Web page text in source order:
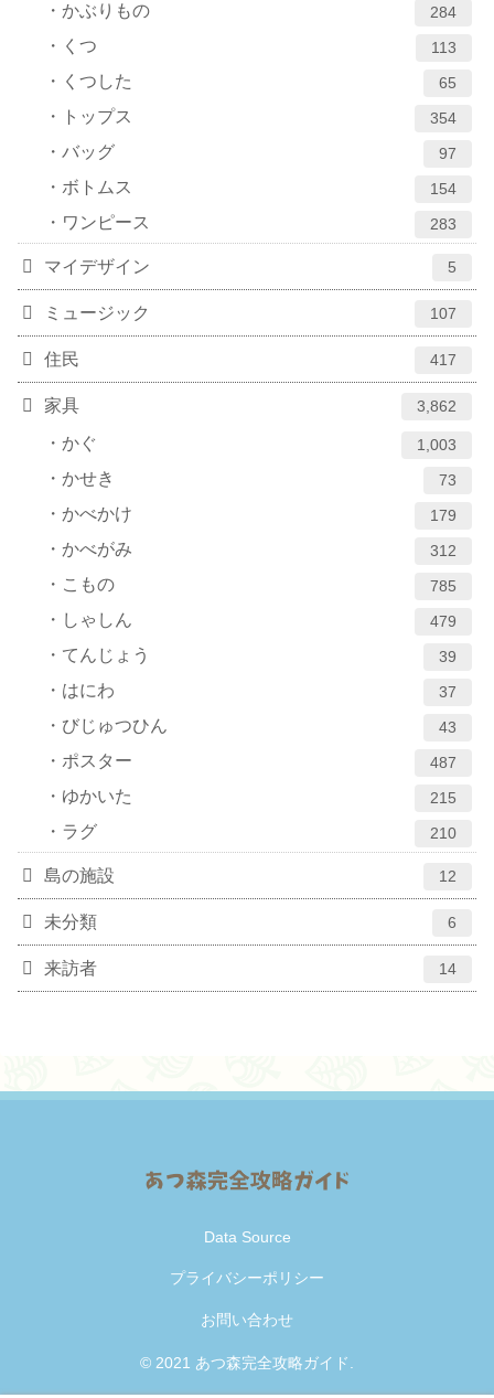
かぶりもの 284
くつ 113
くつした 65
トップス 354
バッグ 97
ボトムス 154
ワンピース 283
マイデザイン 5
ミュージック 107
住民 417
家具 3,862
かぐ 1,003
かせき 73
かべかけ 179
かべがみ 312
こもの 785
しゃしん 479
てんじょう 39
はにわ 37
びじゅつひん 43
ポスター 487
ゆかいた 215
ラグ 210
島の施設 12
未分類 6
来訪者 14
Data Source
プライバシーポリシー
お問い合わせ
© 2021 あつ森完全攻略ガイド.